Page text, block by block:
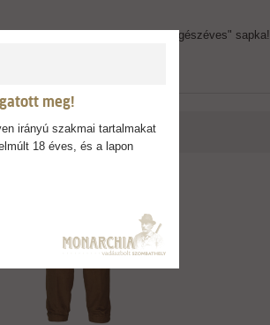
a sapka viselőjének. Igazi "egészéves" sapka!
meg!
irányú szakmai tartalmakat
18 éves, és a lapon